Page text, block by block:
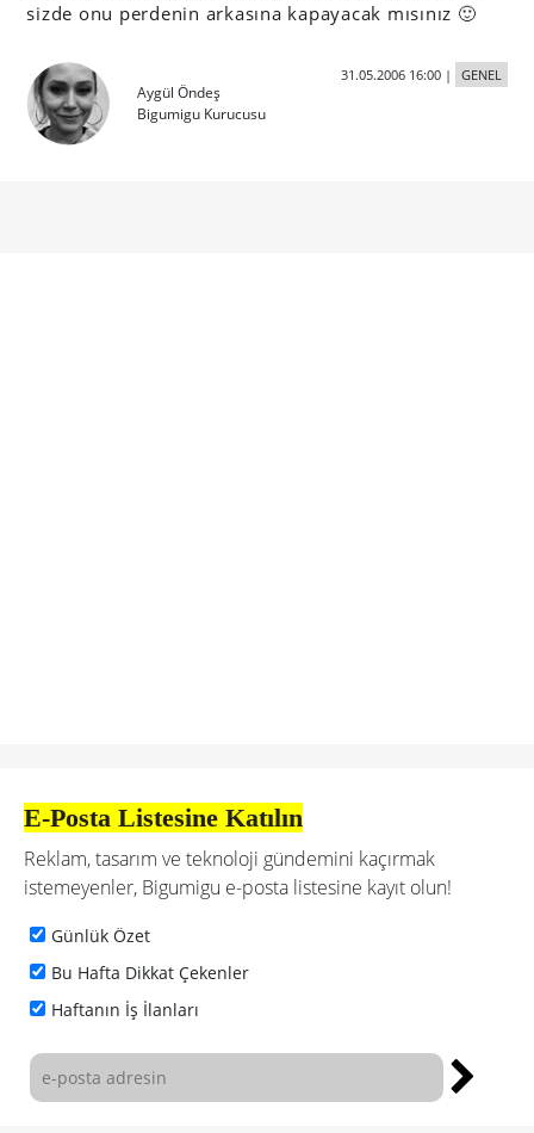
sizde onu perdenin arkasına kapayacak mısınız 🙂
Aygül Öndeş
Bigumigu Kurucusu
31.05.2006 16:00| GENEL
E-Posta Listesine Katılın
Reklam, tasarım ve teknoloji gündemini kaçırmak
istemeyenler, Bigumigu e-posta listesine kayıt olun!
Günlük Özet
Bu Hafta Dikkat Çekenler
Haftanın İş İlanları